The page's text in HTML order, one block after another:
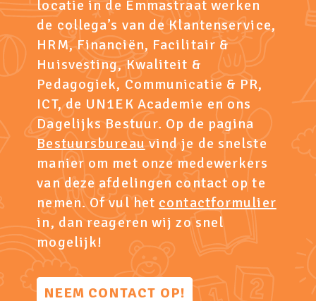
locatie in de Emmastraat werken
de collega’s van de Klantenservice,
HRM, Financiën, Facilitair &
Huisvesting, Kwaliteit &
Pedagogiek, Communicatie & PR,
ICT, de UN1EK Academie en ons
Dagelijks Bestuur. Op de pagina
Bestuursbureauvind je de snelste
manier om met onze medewerkers
van deze afdelingen contact op te
nemen. Of vul het contactformulier
in, dan reageren wij zo snel
mogelijk!
NEEM CONTACT OP!